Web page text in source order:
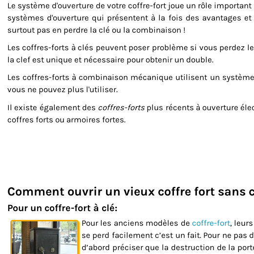
Le système d'ouverture de votre coffre-fort joue un rôle
systèmes d'ouverture qui présentent à la fois des avantages
surtout pas en perdre la clé ou la combinaison !
Les coffres-forts à clés peuvent poser problème si vous perdez
la clef est unique et nécessaire pour obtenir un double.
Les coffres-forts à combinaison mécanique utilisent un
vous ne pouvez plus l'utiliser.
Il existe également des coffres-forts plus récents à ouverture
coffres forts ou armoires fortes.
Comment ouvrir un vieux coffre fort sans
Pour un coffre-fort à clé:
Pour les anciens modèles de coffre-fort,
se perd facilement c’est un fait. Pour ne
d’abord préciser que la destruction de la